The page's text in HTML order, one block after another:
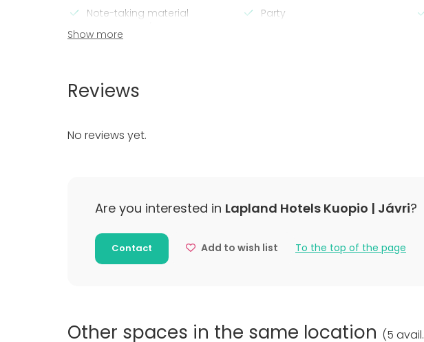
Note-taking material
Party
Show more
Reviews
No reviews yet.
Are you interested in Lapland Hotels Kuopio | Jávri?
Contact Add to wish list To the top of the page
Other spaces in the same location (5 avail.